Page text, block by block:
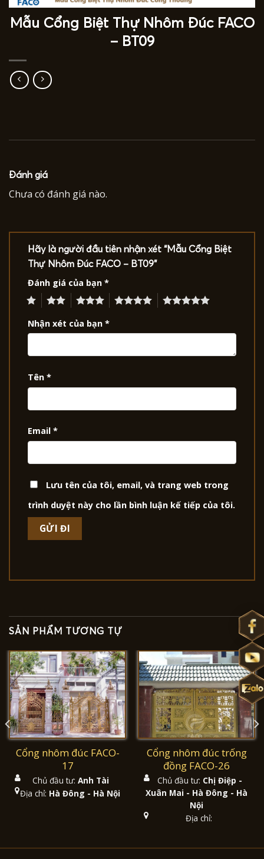
Mẫu Cổng Biệt Thự Nhôm Đúc FACO
– BT09
Đánh giá
Chưa có đánh giá nào.
Hãy là người đầu tiên nhận xét “Mẫu Cổng Biệt
Thự Nhôm Đúc FACO – BT09”
Đánh giá của bạn *
4 5
Nhận xét của bạn *
Tên *
Email *
Lưu tên của tôi, email, và trang web trong
trình duyệt này cho lần bình luận kế tiếp của tôi.
SẢN PHẨM TƯƠNG TỰ
Cổng nhôm đúc FACO-
17
Chủ đầu tư: Anh Tài
Địa chỉ: Hà Đông - Hà Nội
Cổng nhôm đúc trống
đồng FACO-26
Chủ đầu tư: Chị Điệp -
Xuân Mai - Hà Đông - Hà
Nội
Địa chỉ: